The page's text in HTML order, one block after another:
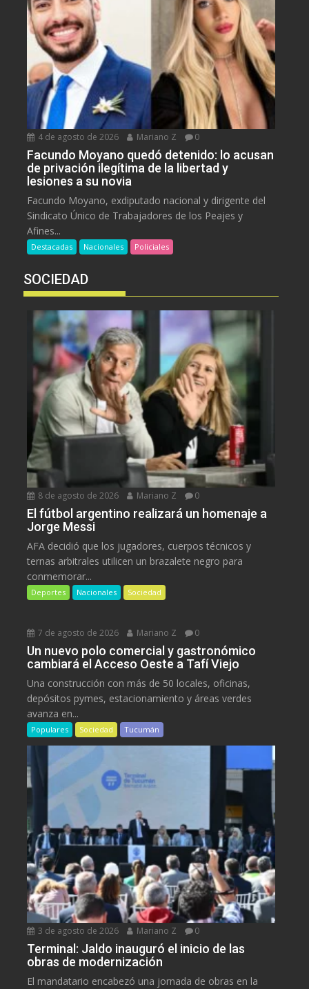
4 de agosto de 2026 Mariano Z 0
Facundo Moyano quedó detenido: lo acusan
de privación ilegítima de la libertad y
lesiones a su novia
Facundo Moyano, exdiputado nacional y dirigente del
Sindicato Único de Trabajadores de los Peajes y
Afines...
Destacadas Nacionales Policiales
SOCIEDAD
8 de agosto de 2026 Mariano Z 0
El fútbol argentino realizará un homenaje a
Jorge Messi
AFA decidió que los jugadores, cuerpos técnicos y
ternas arbitrales utilicen un brazalete negro para
conmemorar...
Deportes Nacionales Sociedad
7 de agosto de 2026 Mariano Z 0
Un nuevo polo comercial y gastronómico
cambiará el Acceso Oeste a Tafí Viejo
Una construcción con más de 50 locales, oficinas,
depósitos pymes, estacionamiento y áreas verdes
avanza en...
Populares Sociedad Tucumán
3 de agosto de 2026 Mariano Z 0
Terminal: Jaldo inauguró el inicio de las
obras de modernización
El mandatario encabezó una jornada de obras en la